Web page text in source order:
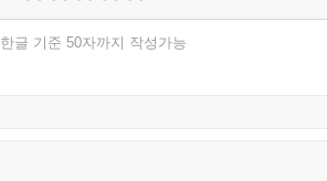
한글 기준 50자까지 작성가능